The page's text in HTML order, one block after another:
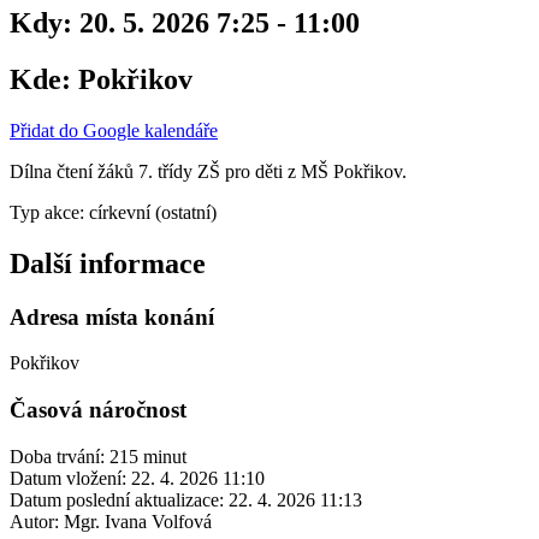
Kdy: 20. 5. 2026 7:25 - 11:00
Kde: Pokřikov
Přidat do Google kalendáře
Dílna čtení žáků 7. třídy ZŠ pro děti z MŠ Pokřikov.
Typ akce: církevní (ostatní)
Další informace
Adresa místa konání
Pokřikov
Časová náročnost
Doba trvání: 215 minut
Datum vložení: 22. 4. 2026 11:10
Datum poslední aktualizace: 22. 4. 2026 11:13
Autor: Mgr. Ivana Volfová